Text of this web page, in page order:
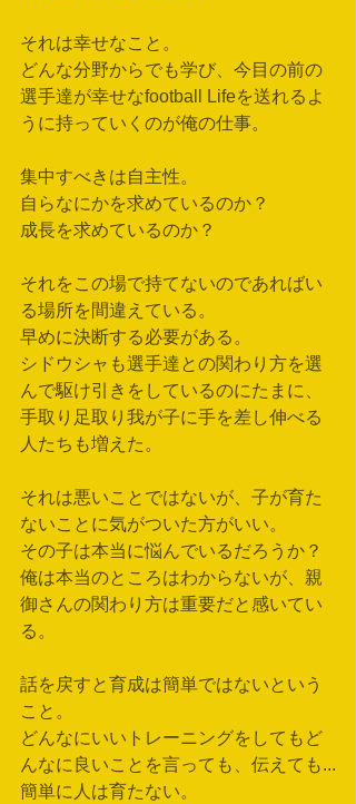
それは幸せなこと。
どんな分野からでも学び、今目の前の
選手達が幸せなfootball Lifeを送れるよ
うに持っていくのが俺の仕事。
集中すべきは自主性。
自らなにかを求めているのか？
成長を求めているのか？
それをこの場で持てないのであればい
る場所を間違えている。
早めに決断する必要がある。
シドウシャも選手達との関わり方を選
んで駆け引きをしているのにたまに、
手取り足取り我が子に手を差し伸べる
人たちも増えた。
それは悪いことではないが、子が育た
ないことに気がついた方がいい。
その子は本当に悩んでいるだろうか？
俺は本当のところはわからないが、親
御さんの関わり方は重要だと感いてい
る。
話を戻すと育成は簡単ではないという
こと。
どんなにいいトレーニングをしてもど
んなに良いことを言っても、伝えても...
簡単に人は育たない。